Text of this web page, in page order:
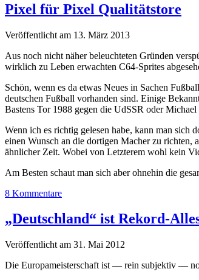
Pixel für Pixel Qualitätstore
Veröffentlicht am 13. März 2013
Aus noch nicht näher beleuchteten Gründen
wirklich zu Leben erwachten C64-Sprites
Schön, wenn es da etwas Neues in Sachen
deutschen Fußball vorhanden sind. Einige
Bastens Tor 1988 gegen die UdSSR oder
Wenn ich es richtig gelesen habe, kann man sich
einen Wunsch an die dortigen Macher zu
ähnlicher Zeit. Wobei von Letzterem wohl kein
Am Besten schaut man sich aber ohnehin die
8 Kommentare
„Deutschland“ ist Rekord-
Veröffentlicht am 31. Mai 2012
Die Europameisterschaft ist — rein subjektiv —